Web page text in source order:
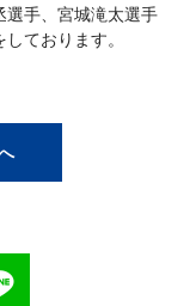
選手、宮城滝太選手
ております。